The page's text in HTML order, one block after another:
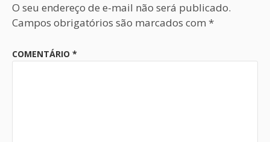
O seu endereço de e-mail não será publicado.
Campos obrigatórios são marcados com *
COMENTÁRIO *